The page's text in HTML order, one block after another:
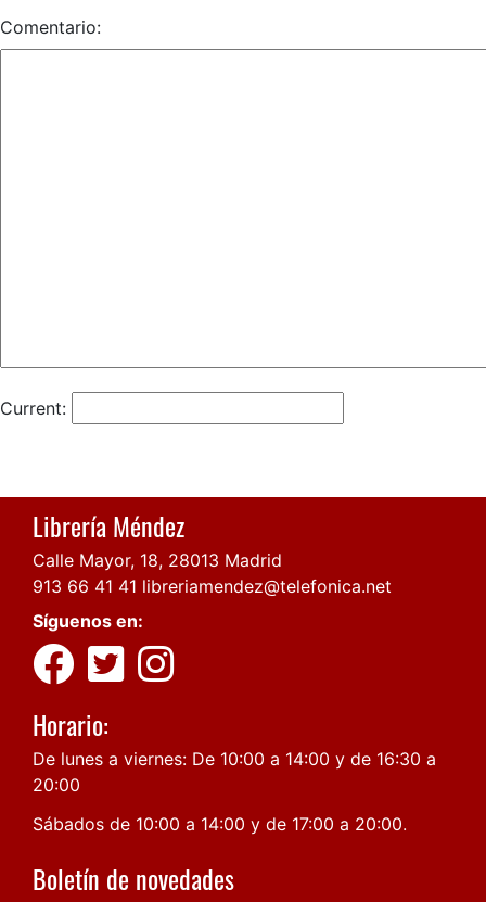
Comentario:
Current:
Librería Méndez
Calle Mayor, 18, 28013 Madrid
913 66 41 41 libreriamendez@telefonica.net
Síguenos en:
Horario:
De lunes a viernes: De 10:00 a 14:00 y de 16:30 a
20:00
Sábados de 10:00 a 14:00 y de 17:00 a 20:00.
Boletín de novedades